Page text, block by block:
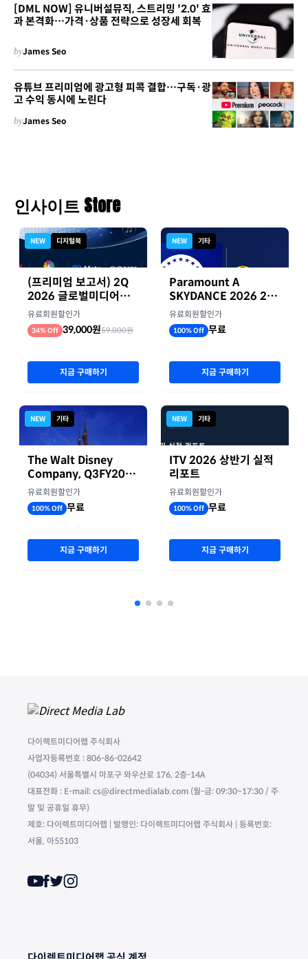
[DML NOW] 유니버설뮤직, 스트리밍 '2.0' 효
과 본격화…가격·상품 전략으로 성장세 회복
byJames Seo
유튜브 프리미엄에 광고형 피콕 결합…구독·광
고 수익 동시에 노린다
byJames Seo
인사이트 Store
NEW 디지털북
(프리미엄 보고서) 2Q
2026 글로벌미디어기
업 실적 종합 보고서
유료회원할인가
34% Off 39,000원59,000원
지금 구매하기
NEW 기타
The Walt Disney
Company, Q3FY2026
실적자료
유료회원할인가
100% Off 무료
지금 구매하기
NEW 기타
Paramount A
SKYDANCE 2026 2분
기 실적
유료회원할인가
100% Off 무료
지금 구매하기
NEW 기타
ITV 2026 상반기 실적
리포트
유료회원할인가
100% Off 무료
지금 구매하기
다이렉트미디어랩 주식회사
사업자등록번호 : 806-86-02642
(04034) 서울특별시 마포구 와우산로 176, 2층-14A
대표전화 : E-mail: cs@directmedialab.com (월-금: 09:30~17:30 / 주
말 및 공휴일 휴무)
제호: 다이렉트미디어랩 | 발행인: 다이렉트미디어랩 주식회사 | 등록번호:
서울, 아55103